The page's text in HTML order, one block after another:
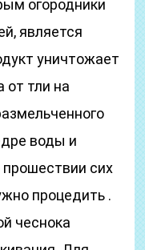
огородники
является
уничтожает
от тли на
воды и
сих
процедить .
чеснока